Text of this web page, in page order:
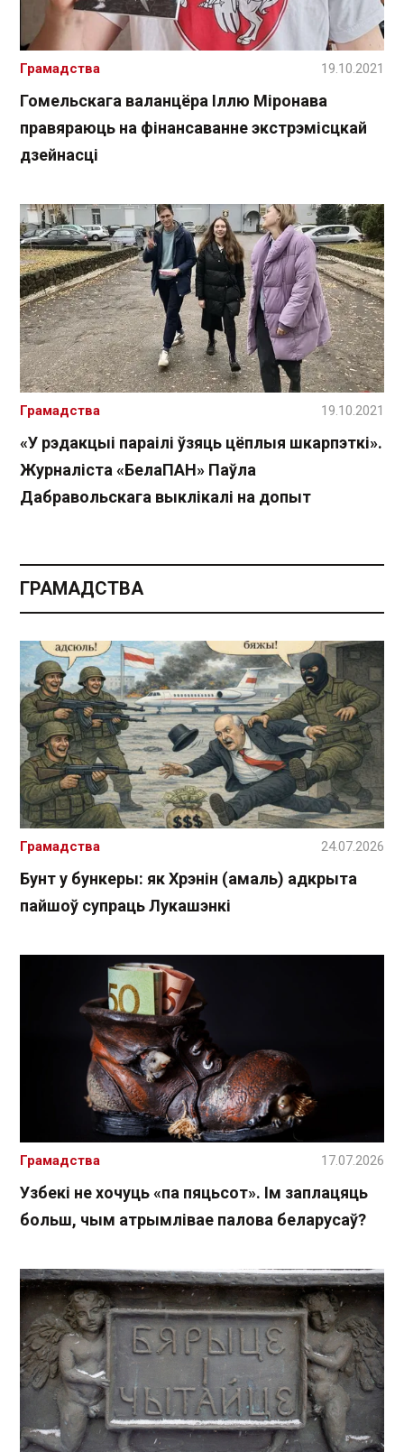
Гомельскага валанцёра Іллю Міронава
правяраюць на фінансаванне экстрэмісцкай
дзейнасці
Грамадства 19.10.2021
«У рэдакцыі параілі ўзяць цёплыя шкарпэткі».
Журналіста «БелаПАН» Паўла
Дабравольскага выклікалі на допыт
Грамадства 19.10.2021
ГРАМАДСТВА
Бунт у бункеры: як Хрэнін (амаль) адкрыта
пайшоў супраць Лукашэнкі
Грамадства 24.07.2026
Узбекі не хочуць «па пяцьсот». Ім заплацяць
больш, чым атрымлівае палова беларусаў?
Грамадства 17.07.2026